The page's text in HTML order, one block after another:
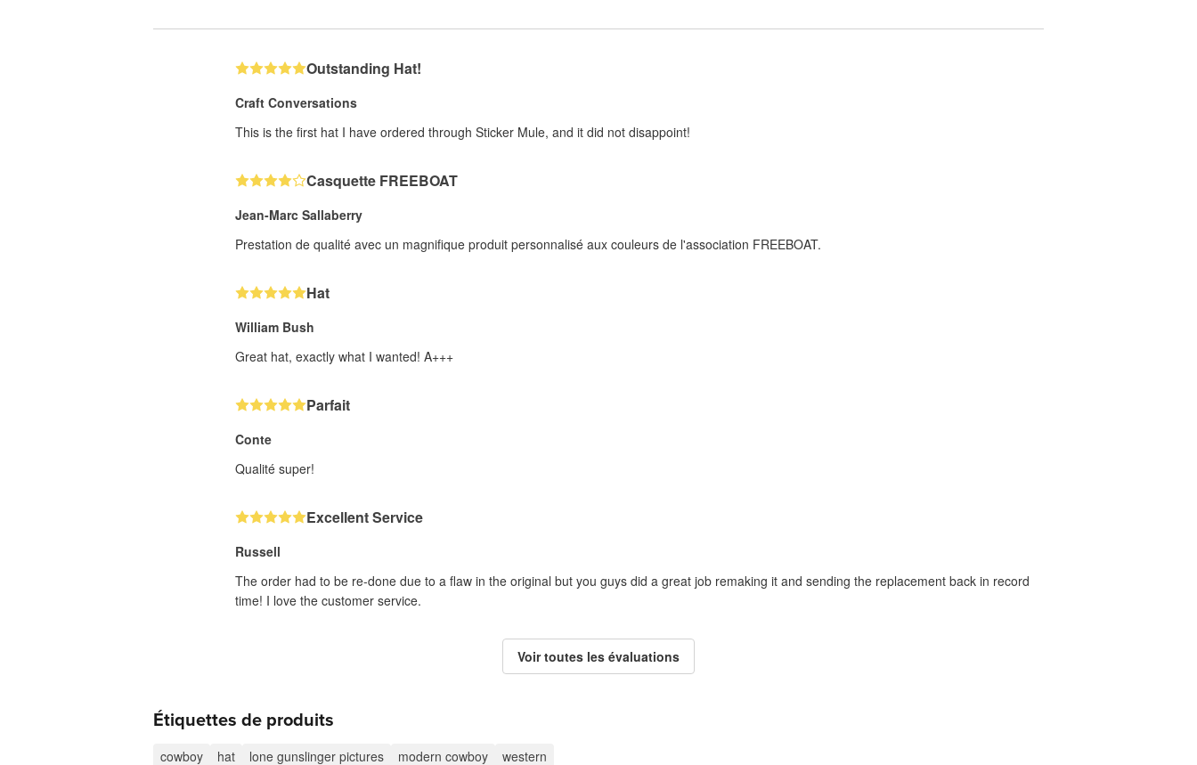
Outstanding Hat!
Craft Conversations
This is the first hat I have ordered through Sticker Mule, and it did not disappoint!
Casquette FREEBOAT
Jean-Marc Sallaberry
Prestation de qualité avec un magnifique produit personnalisé aux couleurs de l'association FREEBOAT.
Hat
William Bush
Great hat, exactly what I wanted! A+++
Parfait
Conte
Qualité super!
Excellent Service
Russell
The order had to be re-done due to a flaw in the original but you guys did a great job remaking it and sending the replacement back in record
time! I love the customer service.
Voir toutes les évaluations
Étiquettes de produits
cowboy hat lone gunslinger pictures modern cowboy western